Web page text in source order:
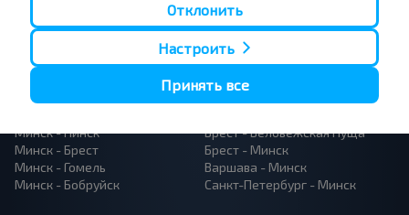
Популярные автобусные
направления
Минск - Несвиж
Минск - Пинск
Минск - Брест
Минск - Гомель
Минск - Бобруйск
Минск - Барановичи
Брест - Беловежская Пуща
Брест - Минск
Варшава - Минск
Санкт-Петербург - Минск
Отклонить
Настроить
Принять все